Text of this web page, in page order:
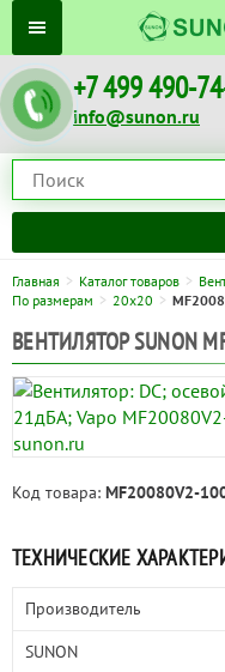
+7 499 490-
info@sunon.ru
Главная Каталог товаров
По размерам
20x20
ВЕНТИЛЯТОР SUNON
Код товара: MF20080V2-
ТЕХНИЧЕСКИЕ
Производитель
SUNON